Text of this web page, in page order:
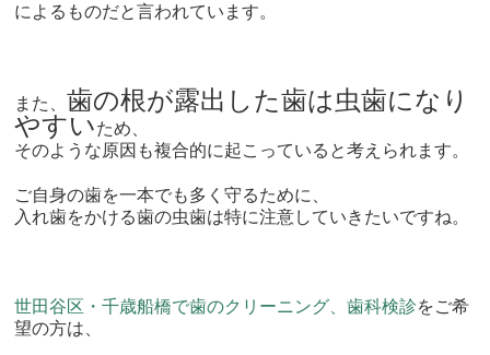
によるものだと言われています。
また、 歯の根が露出した歯は虫歯になり
やすいため、
そのような原因も複合的に起こっていると考えられます。
ご自身の歯を一本でも多く守るために、
入れ歯をかける歯の虫歯は特に注意していきたいですね。
世田谷区・千歳船橋で歯のクリーニング、歯科検診をご希
望の方は、